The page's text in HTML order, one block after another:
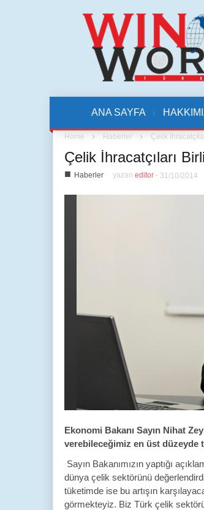
ANA SAYFA
Home Haberler Çelik
Çelik İhracatçıları
■ Haberler yazan editor - 31/10/2014
Ekonomi Bakanı Sayın Nihat
verebileceğimiz en üst düzeyde
Sayın Bakanımızın yaptığı
dünya çelik sektörünü
tüketimde ise bu artışın
görmekteyiz. Biz Türk çelik